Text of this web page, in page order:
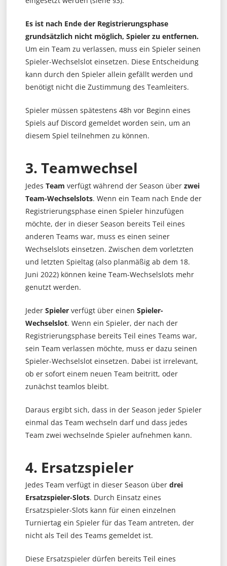
Es ist nach Ende der Registrierungsphase
grundsätzlich nicht möglich, Spieler zu entfernen.
Um ein Team zu verlassen, muss ein Spieler seinen
Spieler-Wechselslot einsetzen. Diese Entscheidung
kann durch den Spieler allein gefällt werden und
benötigt nicht die Zustimmung des Teamleiters.
Spieler müssen spätestens 48h vor Beginn eines
Spiels auf Discord gemeldet worden sein, um an
diesem Spiel teilnehmen zu können.
3. Teamwechsel
Jedes Team verfügt während der Season über zwei
Team-Wechselslots. Wenn ein Team nach Ende der
Registrierungsphase einen Spieler hinzufügen
möchte, der in dieser Season bereits Teil eines
anderen Teams war, muss es einen seiner
Wechselslots einsetzen. Zwischen dem vorletzten
und letzten Spieltag (also planmäßig ab dem 18.
Juni 2022) können keine Team-Wechselslots mehr
genutzt werden.
Jeder Spielerverfügt über einen Spieler-
Wechselslot. Wenn ein Spieler, der nach der
Registrierungsphase bereits Teil eines Teams war,
sein Team verlassen möchte, muss er dazu seinen
Spieler-Wechselslot einsetzen. Dabei ist irrelevant,
ob er sofort einem neuen Team beitritt, oder
zunächst teamlos bleibt.
Daraus ergibt sich, dass in der Season jeder Spieler
einmal das Team wechseln darf und dass jedes
Team zwei wechselnde Spieler aufnehmen kann.
4. Ersatzspieler
Jedes Team verfügt in dieser Season über drei
Ersatzspieler-Slots. Durch Einsatz eines
Ersatzspieler-Slots kann für einen einzelnen
Turniertag ein Spieler für das Team antreten, der
nicht als Teil des Teams gemeldet ist.
Diese Ersatzspieler dürfen bereits Teil eines